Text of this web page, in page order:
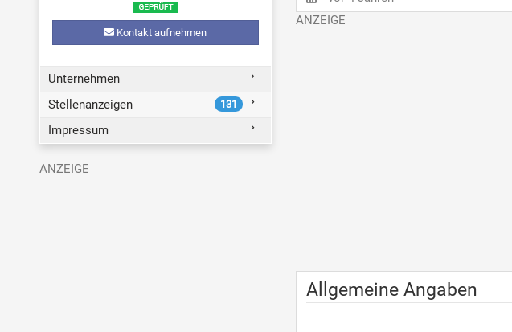
Allgemeine Angaben
Kontakt aufnehmen
Unternehmen
Stellenanzeigen
131
Impressum